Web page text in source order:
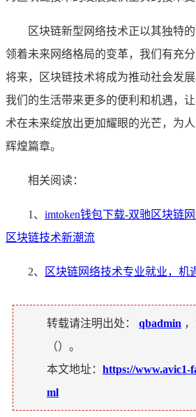
区块链新型网络技术正以其独特
领着未来网络格局的变革，我们有充
将来，区块链技术将成为推动社会发
我们的生活带来更多的便利和机遇，
术在未来绽放出更加耀眼的光芒，为
辉煌篇章。
相关阅读：
1、 imtoken钱包下载-双驰区块链
区块链技术新潮流
2、 区块链网络技术专业就业，机
转载请注明出处： qbadmin
（）。
本文地址： https://www.avic1-
ml